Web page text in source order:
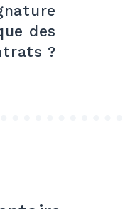
des
?